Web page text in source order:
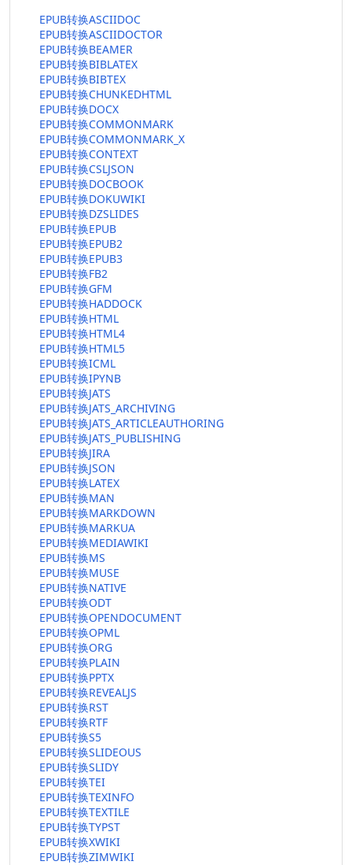
EPUB转换ASCIIDOC
EPUB转换ASCIIDOCTOR
EPUB转换BEAMER
EPUB转换BIBLATEX
EPUB转换BIBTEX
EPUB转换CHUNKEDHTML
EPUB转换DOCX
EPUB转换COMMONMARK
EPUB转换COMMONMARK_X
EPUB转换CONTEXT
EPUB转换CSLJSON
EPUB转换DOCBOOK
EPUB转换DOKUWIKI
EPUB转换DZSLIDES
EPUB转换EPUB
EPUB转换EPUB2
EPUB转换EPUB3
EPUB转换FB2
EPUB转换GFM
EPUB转换HADDOCK
EPUB转换HTML
EPUB转换HTML4
EPUB转换HTML5
EPUB转换ICML
EPUB转换IPYNB
EPUB转换JATS
EPUB转换JATS_ARCHIVING
EPUB转换JATS_ARTICLEAUTHORING
EPUB转换JATS_PUBLISHING
EPUB转换JIRA
EPUB转换JSON
EPUB转换LATEX
EPUB转换MAN
EPUB转换MARKDOWN
EPUB转换MARKUA
EPUB转换MEDIAWIKI
EPUB转换MS
EPUB转换MUSE
EPUB转换NATIVE
EPUB转换ODT
EPUB转换OPENDOCUMENT
EPUB转换OPML
EPUB转换ORG
EPUB转换PLAIN
EPUB转换PPTX
EPUB转换REVEALJS
EPUB转换RST
EPUB转换RTF
EPUB转换S5
EPUB转换SLIDEOUS
EPUB转换SLIDY
EPUB转换TEI
EPUB转换TEXINFO
EPUB转换TEXTILE
EPUB转换TYPST
EPUB转换XWIKI
EPUB转换ZIMWIKI